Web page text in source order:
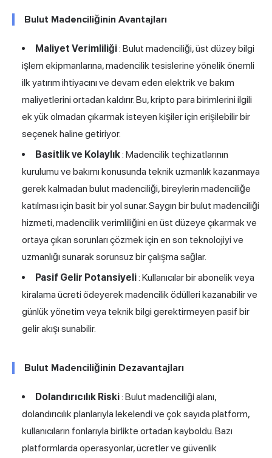
Bulut Madenciliğinin Avantajları
Maliyet Verimliliği: Bulut madenciliği, üst düzey bilgi
işlem ekipmanlarına, madencilik tesislerine yönelik önemli
ilk yatırım ihtiyacını ve devam eden elektrik ve bakım
maliyetlerini ortadan kaldırır. Bu, kripto para birimlerini ilgili
ek yük olmadan çıkarmak isteyen kişiler için erişilebilir bir
seçenek haline getiriyor.
Basitlik ve Kolaylık: Madencilik teçhizatlarının
kurulumu ve bakımı konusunda teknik uzmanlık kazanmaya
gerek kalmadan bulut madenciliği, bireylerin madenciliğe
katılması için basit bir yol sunar. Saygın bir bulut madenciliği
hizmeti, madencilik verimliliğini en üst düzeye çıkarmak ve
ortaya çıkan sorunları çözmek için en son teknolojiyi ve
uzmanlığı sunarak sorunsuz bir çalışma sağlar.
Pasif Gelir Potansiyeli: Kullanıcılar bir abonelik veya
kiralama ücreti ödeyerek madencilik ödülleri kazanabilir ve
günlük yönetim veya teknik bilgi gerektirmeyen pasif bir
gelir akışı sunabilir.
Bulut Madenciliğinin Dezavantajları
Dolandırıcılık Riski: Bulut madenciliği alanı,
dolandırıcılık planlarıyla lekelendi ve çok sayıda platform,
kullanıcıların fonlarıyla birlikte ortadan kayboldu. Bazı
platformlarda operasyonlar, ücretler ve güvenlik